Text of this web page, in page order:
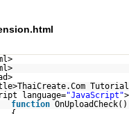
language="JavaScript">
function OnUploadCheck()